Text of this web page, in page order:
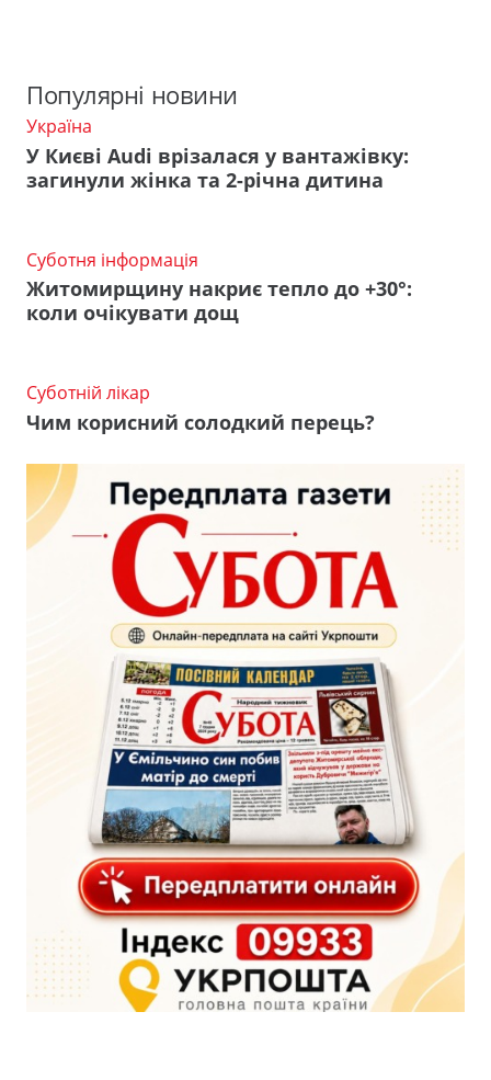
Популярні новини
Україна
У Києві Audi врізалася у вантажівку:
загинули жінка та 2-річна дитина
Суботня інформація
Житомирщину накриє тепло до +30°:
коли очікувати дощ
Суботній лікар
Чим корисний солодкий перець?